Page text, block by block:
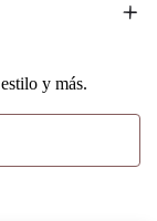
y más.